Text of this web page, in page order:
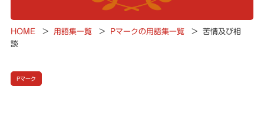
HOME > 用語集一覧 > Pマークの用語集一覧 >
苦情及び相
談
Pマーク